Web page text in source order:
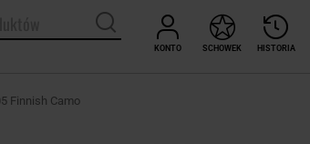
KONTO HISTORIA
SCHOWEK
Finnish Camo